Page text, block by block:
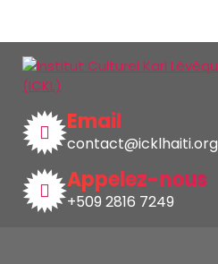
Email
contact@icklhaiti.org
Appelez-nous
+509 2816 7249